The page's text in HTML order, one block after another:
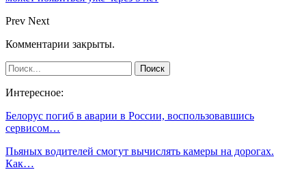
Prev Next
Комментарии закрыты.
Интересное:
Белорус погиб в аварии в России, воспользовавшись
сервисом…
Пьяных водителей смогут вычислять камеры на дорогах.
Как…